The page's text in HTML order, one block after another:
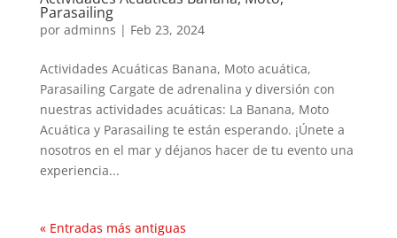
Parasailing
por adminns | Feb 23, 2024
Actividades Acuáticas Banana, Moto acuática,
Parasailing Cargate de adrenalina y diversión con
nuestras actividades acuáticas: La Banana, Moto
Acuática y Parasailing te están esperando. ¡Únete a
nosotros en el mar y déjanos hacer de tu evento una
experiencia...
« Entradas más antiguas